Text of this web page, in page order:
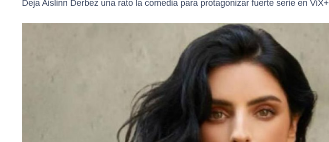
Deja Aislinn Derbez una rato la comedia para protagonizar fuerte serie en ViX+